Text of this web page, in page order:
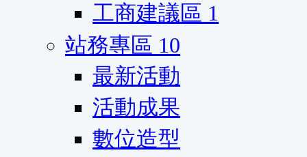
工商建議區 1
站務專區 10
最新活動
活動成果
數位造型